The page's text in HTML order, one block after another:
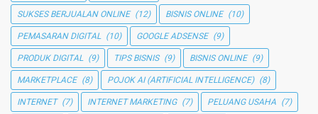
SUKSES BERJUALAN ONLINE (12) BISNIS ONLINE (10)
PEMASARAN DIGITAL (10) GOOGLE ADSENSE (9)
PRODUK DIGITAL (9) TIPS BISNIS (9) BISNIS ONLINE (9)
MARKETPLACE (8) POJOK AI (ARTIFICIAL INTELLIGENCE) (8)
INTERNET (7) INTERNET MARKETING (7) PELUANG USAHA (7)